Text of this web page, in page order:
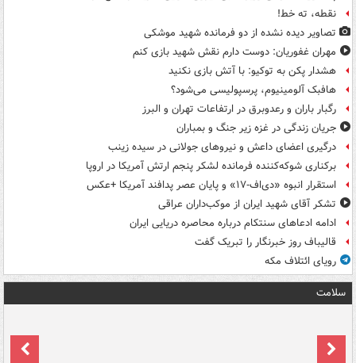
نقطه، ته خط!
تصاویر دیده‌ نشده از دو فرمانده شهید موشکی
مهران غفوریان: دوست دارم نقش شهید بازی کنم
هشدار پکن به توکیو: با آتش بازی نکنید
هافبک آلومینیوم، پرسپولیسی می‌شود؟
رگبار باران و رعدوبرق در ارتفاعات تهران و البرز
جریان زندگی در غزه زیر جنگ و بمباران
درگیری اعضای داعش و نیروهای جولانی در سیده زینب
برکناری شوکه‌کننده فرمانده لشکر پنجم ارتش آمریکا در اروپا
استقرار انبوه «دی‌اف‑۱۷» و پایان عصر پدافند آمریکا +عکس
تشکر آقای شهید ایران از موکب‌داران عراقی
ادامه ادعاهای سنتکام درباره محاصره دریایی ایران
قالیباف روز خبرنگار را تبریک گفت
رویای ائتلاف مکه
سلامت